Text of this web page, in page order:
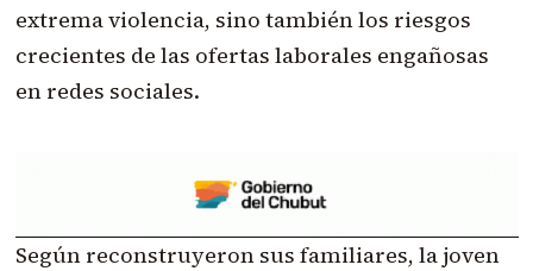
extrema violencia, sino también los riesgos
crecientes de las ofertas laborales engañosas
en redes sociales.
Según reconstruyeron sus familiares, la joven